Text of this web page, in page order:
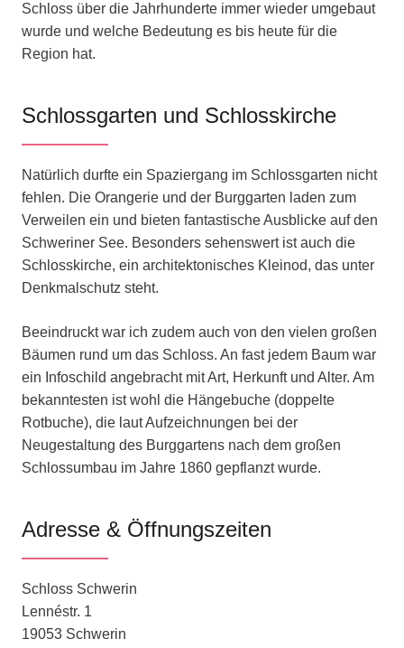
Schloss über die Jahrhunderte immer wieder umgebaut
wurde und welche Bedeutung es bis heute für die
Region hat.
Schlossgarten und Schlosskirche
Natürlich durfte ein Spaziergang im Schlossgarten nicht
fehlen. Die Orangerie und der Burggarten laden zum
Verweilen ein und bieten fantastische Ausblicke auf den
Schweriner See. Besonders sehenswert ist auch die
Schlosskirche, ein architektonisches Kleinod, das unter
Denkmalschutz steht.
Beeindruckt war ich zudem auch von den vielen großen
Bäumen rund um das Schloss. An fast jedem Baum war
ein Infoschild angebracht mit Art, Herkunft und Alter. Am
bekanntesten ist wohl die Hängebuche (doppelte
Rotbuche), die laut Aufzeichnungen bei der
Neugestaltung des Burggartens nach dem großen
Schlossumbau im Jahre 1860 gepflanzt wurde.
Adresse & Öffnungszeiten
Schloss Schwerin
Lennéstr. 1
19053 Schwerin